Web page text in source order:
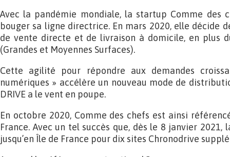
Avec la pandémie mondiale, la startup Comme des
bouger sa ligne directrice. En mars 2020, elle décide
de vente directe et de livraison à domicile, en plus
(Grandes et Moyennes Surfaces).
Cette agilité pour répondre aux demandes
numériques » accélère un nouveau mode de
DRIVE a le vent en poupe.
En octobre 2020, Comme des chefs est ainsi
France. Avec un tel succès que, dès le 8 janvier 2021,
jusqu’en Île de France pour dix sites Chronodrive